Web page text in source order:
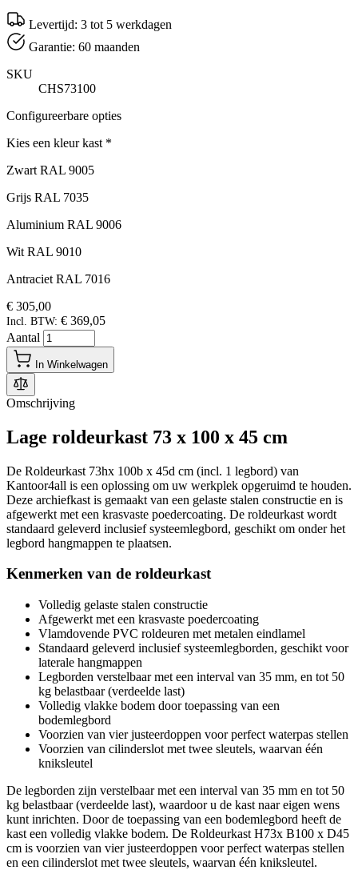
Levertijd: 3 tot 5 werkdagen
Garantie: 60 maanden
SKU
CHS73100
Configureerbare opties
Kies een kleur kast *
Zwart RAL 9005
Grijs RAL 7035
Aluminium RAL 9006
Wit RAL 9010
Antraciet RAL 7016
€ 305,00
Incl. BTW: € 369,05
Aantal
In Winkelwagen
Omschrijving
Lage roldeurkast 73 x 100 x 45 cm
De Roldeurkast 73hx 100b x 45d cm (incl. 1 legbord) van
Kantoor4all is een oplossing om uw werkplek opgeruimd te houden.
Deze archiefkast is gemaakt van een gelaste stalen constructie en is
afgewerkt met een krasvaste poedercoating. De roldeurkast wordt
standaard geleverd inclusief systeemlegbord, geschikt om onder het
legbord hangmappen te plaatsen.
Kenmerken van de roldeurkast
Volledig gelaste stalen constructie
Afgewerkt met een krasvaste poedercoating
Vlamdovende PVC roldeuren met metalen eindlamel
Standaard geleverd inclusief systeemlegborden, geschikt voor
laterale hangmappen
Legborden verstelbaar met een interval van 35 mm, en tot 50
kg belastbaar (verdeelde last)
Volledig vlakke bodem door toepassing van een
bodemlegbord
Voorzien van vier justeerdoppen voor perfect waterpas stellen
Voorzien van cilinderslot met twee sleutels, waarvan één
kniksleutel
De legborden zijn verstelbaar met een interval van 35 mm en tot 50
kg belastbaar (verdeelde last), waardoor u de kast naar eigen wens
kunt inrichten. Door de toepassing van een bodemlegbord heeft de
kast een volledig vlakke bodem. De Roldeurkast H73x B100 x D45
cm is voorzien van vier justeerdoppen voor perfect waterpas stellen
en een cilinderslot met twee sleutels, waarvan één kniksleutel.